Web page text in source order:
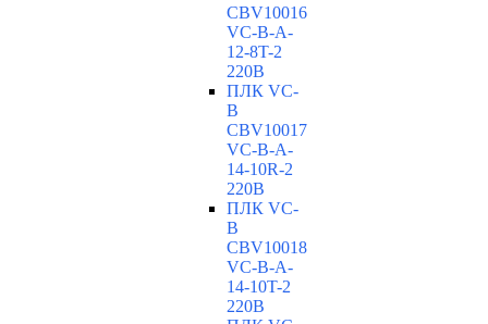
CBV10016
VC-В-A-
12-8T-2
220В
ПЛК VC-
B
CBV10017
VC-В-A-
14-10R-2
220В
ПЛК VC-
B
CBV10018
VC-В-A-
14-10T-2
220В